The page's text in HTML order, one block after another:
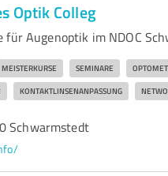
Optik Colleg
für Augenoptik im NDOC
MEISTERKURSE SEMINARE
KONTAKTLINSENANPASSUNG
Schwarmstedt